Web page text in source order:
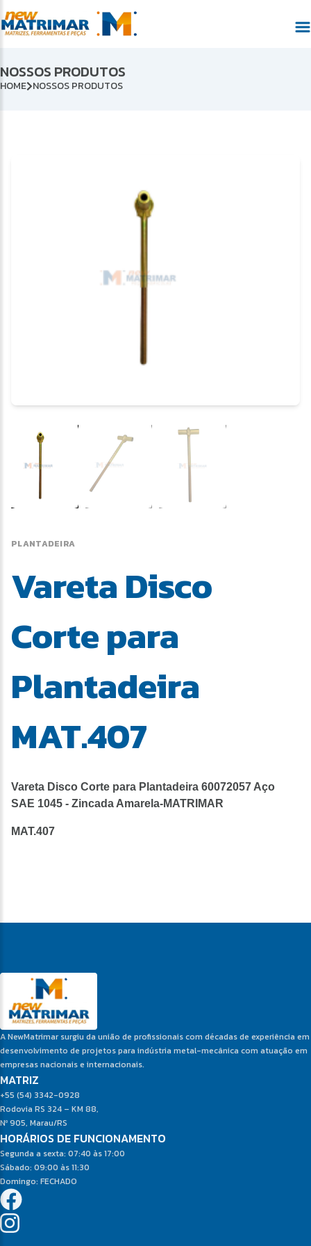
NOSSOS PRODUTOS
HOME NOSSOS PRODUTOS
PLANTADEIRA
Vareta Disco
Corte para
Plantadeira
MAT.407
Vareta Disco Corte para Plantadeira 60072057 Aço
SAE 1045 - Zincada Amarela-MATRIMAR
MAT.407
A NewMatrimar surgiu da união de profissionais com décadas de experiência em
desenvolvimento de projetos para indústria metal-mecânica com atuação em
empresas nacionais e internacionais.
MATRIZ
+55 (54) 3342-0928
Rodovia RS 324 – KM 88,
Nº 905, Marau/RS
HORÁRIOS DE FUNCIONAMENTO
Segunda a sexta: 07:40 às 17:00
Sábado: 09:00 às 11:30
Domingo: FECHADO